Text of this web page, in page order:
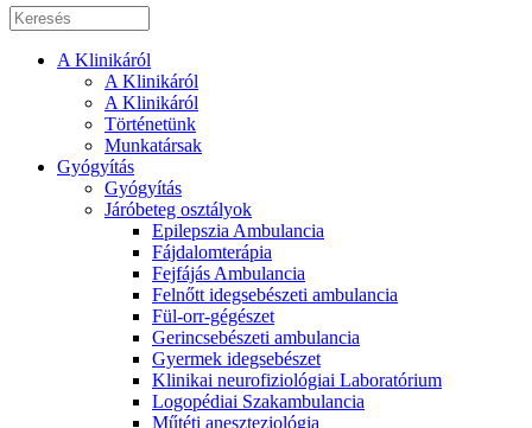
A Klinikáról
A Klinikáról
A Klinikáról
Történetünk
Munkatársak
Gyógyítás
Gyógyítás
Járóbeteg osztályok
Epilepszia Ambulancia
Fájdalomterápia
Fejfájás Ambulancia
Felnőtt idegsebészeti ambulancia
Fül-orr-gégészet
Gerincsebészeti ambulancia
Gyermek idegsebészet
Klinikai neurofiziológiai Laboratórium
Logopédiai Szakambulancia
Műtéti aneszteziológia